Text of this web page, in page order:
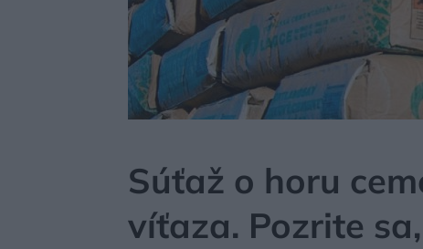
Súťaž o horu
víťaza. Pozrite